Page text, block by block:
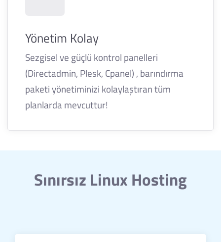
Yönetim Kolay
Sezgisel ve güçlü kontrol panelleri
(Directadmin, Plesk, Cpanel) , barındırma
paketi yönetiminizi kolaylaştıran tüm
planlarda mevcuttur!
Sınırsız Linux Hosting